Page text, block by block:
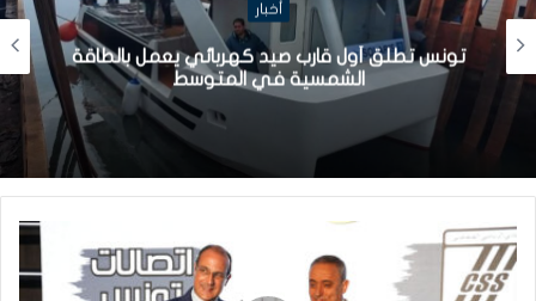
أخبار
تونس تطلق أول قارب صيد كهربائي يعمل بالطاقة
الشمسية في المتوسط